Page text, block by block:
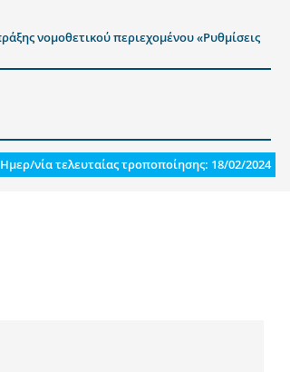
νομοθετικού περιεχομένου «Ρυθμίσεις
Ημερ/νία τελευταίας τροποποίησης: 18/02/2024